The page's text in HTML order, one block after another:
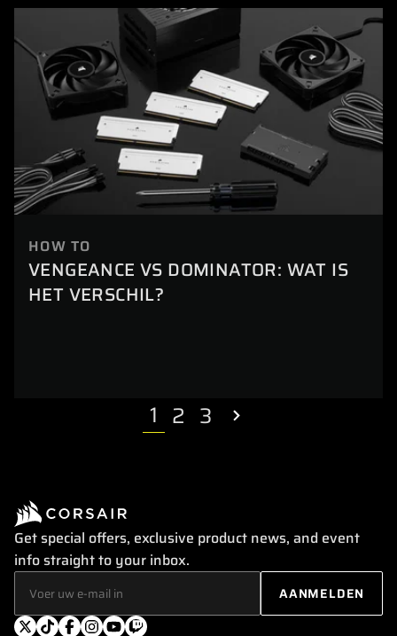
HOW TO
VENGEANCE VS DOMINATOR: WAT IS
HET VERSCHIL?
1 2 3
Get special offers, exclusive product news, and event
info straight to your inbox.